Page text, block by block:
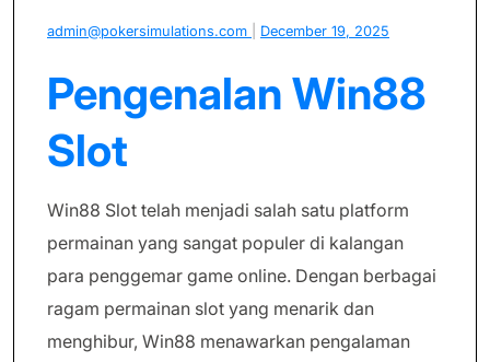
admin@pokersimulations.com December 19, 2025
Pengenalan Win88
Slot
Win88 Slot telah menjadi salah satu platform
permainan yang sangat populer di kalangan
para penggemar game online. Dengan berbagai
ragam permainan slot yang menarik dan
menghibur, Win88 menawarkan pengalaman